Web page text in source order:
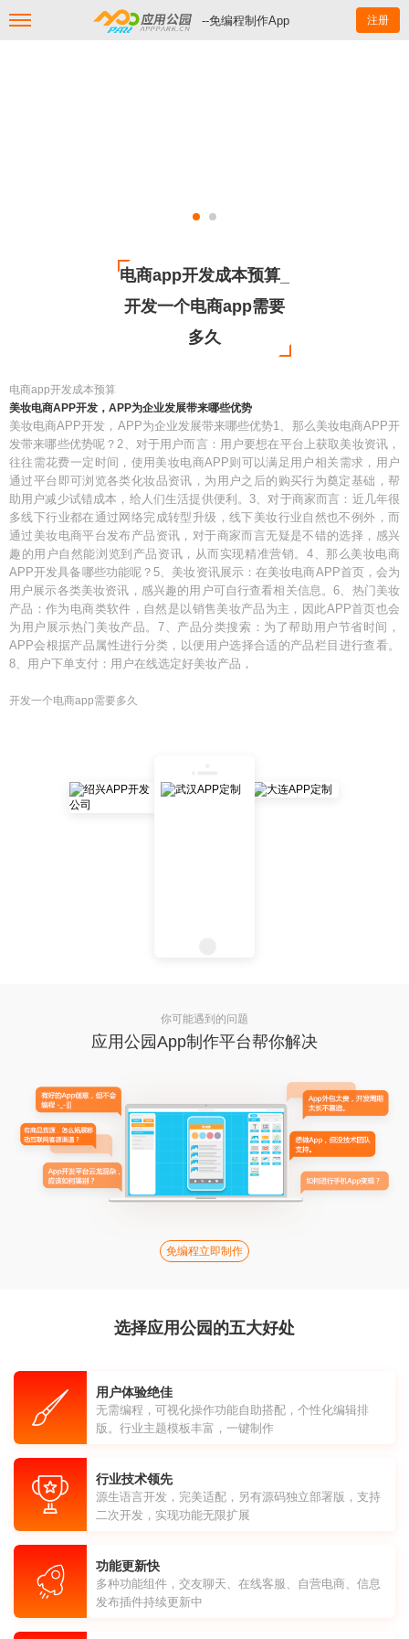
--免编程制作App 注册
电商app开发成本预算_
开发一个电商app需要
多久
电商app开发成本预算
美妆电商APP开发，APP为企业发展带来哪些优势
美妆电商APP开发，APP为企业发展带来哪些优势1、那么美妆电商APP开
发带来哪些优势呢？2、对于用户而言：用户要想在平台上获取美妆资讯，
往往需花费一定时间，使用美妆电商APP则可以满足用户相关需求，用户
通过平台即可浏览各类化妆品资讯，为用户之后的购买行为奠定基础，帮
助用户减少试错成本，给人们生活提供便利。3、对于商家而言：近几年很
多线下行业都在通过网络完成转型升级，线下美妆行业自然也不例外，而
通过美妆电商平台发布产品资讯，对于商家而言无疑是不错的选择，感兴
趣的用户自然能浏览到产品资讯，从而实现精准营销。4、那么美妆电商
APP开发具备哪些功能呢？5、美妆资讯展示：在美妆电商APP首页，会为
用户展示各类美妆资讯，感兴趣的用户可自行查看相关信息。6、热门美妆
产品：作为电商类软件，自然是以销售美妆产品为主，因此APP首页也会
为用户展示热门美妆产品。7、产品分类搜索：为了帮助用户节省时间，
APP会根据产品属性进行分类，以便用户选择合适的产品栏目进行查看。
8、用户下单支付：用户在线选定好美妆产品，
开发一个电商app需要多久
你可能遇到的问题
应用公园App制作平台帮你解决
免编程立即制作
选择应用公园的五大好处
用户体验绝佳
无需编程，可视化操作功能自助搭配，个性化编辑排
版。行业主题模板丰富，一键制作
行业技术领先
源生语言开发，完美适配，另有源码独立部署版，支持
二次开发，实现功能无限扩展
功能更新快
多种功能组件，交友聊天、在线客服、自营电商、信息
发布插件持续更新中